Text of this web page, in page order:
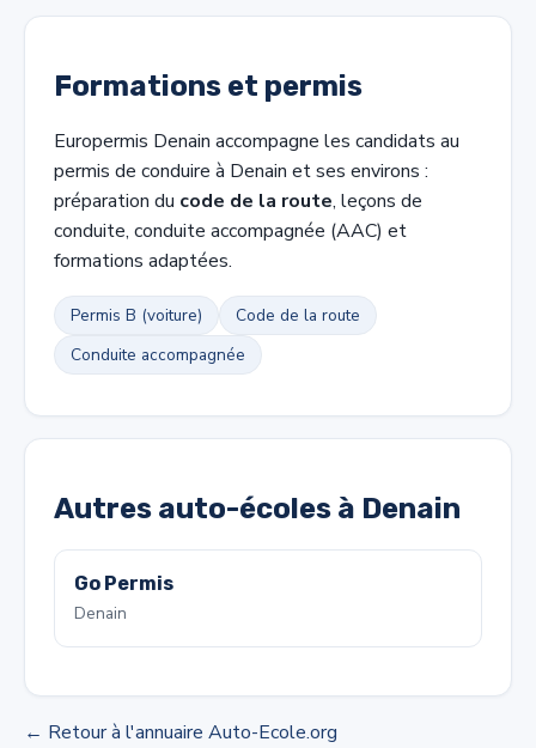
Formations et permis
Europermis Denain accompagne les candidats au
permis de conduire à Denain et ses environs :
préparation du code de la route, leçons de
conduite, conduite accompagnée (AAC) et
formations adaptées.
Permis B (voiture)
Code de la route
Conduite accompagnée
Autres auto-écoles à Denain
Go Permis
Denain
← Retour à l'annuaire Auto-Ecole.org